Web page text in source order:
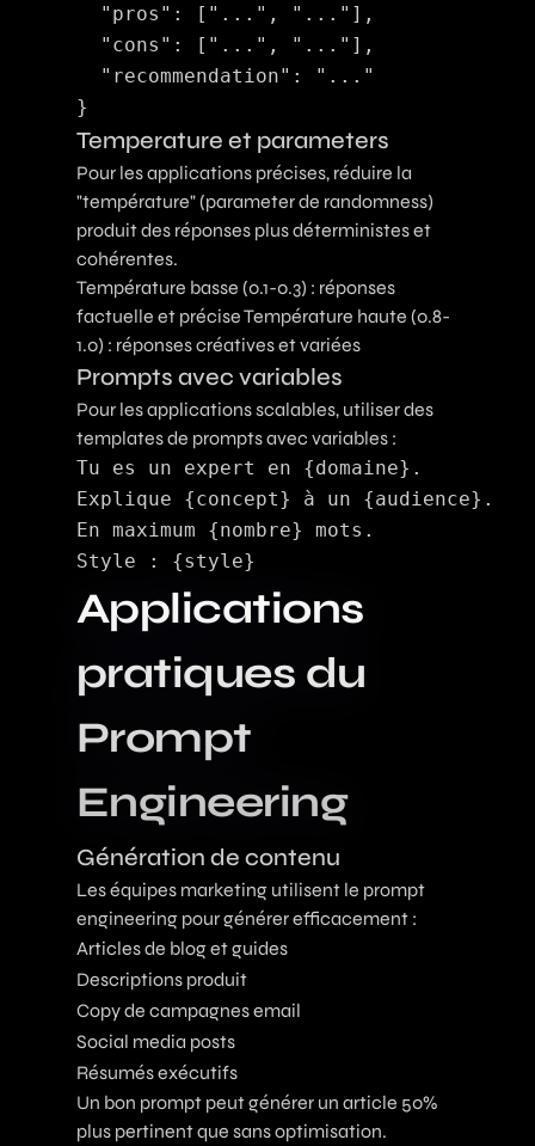
  "pros": ["...", "..."],
  "cons": ["...", "..."],
  "recommendation": "..."
Temperature et parameters
Pour les applications précises, réduire la
"température" (parameter de randomness)
produit des réponses plus déterministes et
cohérentes.
Température basse (0.1-0.3) : réponses
factuelle et précise Température haute (0.8-
1.0) : réponses créatives et variées
Prompts avec variables
Pour les applications scalables, utiliser des
templates de prompts avec variables :
Tu es un expert en {domaine}.
Explique {concept} à un {audience}.
En maximum {nombre} mots.
Applications
pratiques du
Prompt
Engineering
Génération de contenu
Les équipes marketing utilisent le prompt
engineering pour générer efficacement :
Articles de blog et guides
Descriptions produit
Copy de campagnes email
Social media posts
Résumés exécutifs
Un bon prompt peut générer un article 50%
plus pertinent que sans optimisation.